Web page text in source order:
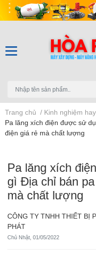
Trang chủ / Kinh nghiệm hay
Pa lăng xích điện được sử
điện giá rẻ mà chất lượng
Pa lăng xích
gì Địa chỉ bán
mà chất lượng
CÔNG TY TNHH THIẾT BỊ
PHÁT
Chủ Nhật, 01/05/2022